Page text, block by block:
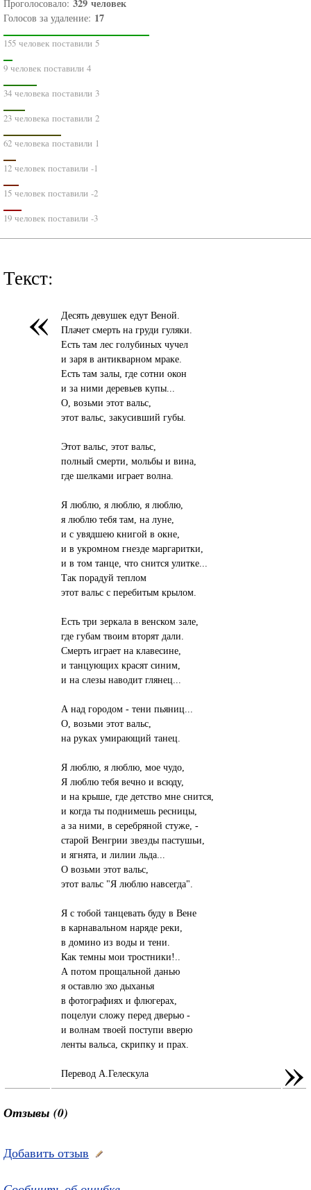
Проголосовало:
Голосов за удаление: 17
155 человек поставили 5
9 человек поставили 4
34 человека поставили 3
23 человека поставили 2
62 человека поставили 1
12 человек поставили -1
15 человек поставили -2
19 человек поставили -3
Текст:
«
Десять девушек едут Веной.
Плачет смерть на груди гуляки.
Есть там лес голубиных чучел
и заря в антикварном мраке.
Есть там залы, где сотни окон
и за ними деревьев купы...
О, возьми этот вальс,
этот вальс, закусивший губы.
Этот вальс, этот вальс,
полный смерти, мольбы и вина,
где шелками играет волна.
Я люблю, я люблю, я люблю,
я люблю тебя там, на луне,
и с увядшею книгой в окне,
и в укромном гнезде маргаритки,
и в том танце, что снится улитке...
Так порадуй теплом
этот вальс с перебитым крылом.
Есть три зеркала в венском зале,
где губам твоим вторят дали.
Смерть играет на клавесине,
и танцующих красят синим,
и на слезы наводит глянец...
А над городом - тени пьяниц...
О, возьми этот вальс,
на руках умирающий танец.
Я люблю, я люблю, мое чудо,
Я люблю тебя вечно и всюду,
и на крыше, где детство мне снится,
и когда ты поднимешь ресницы,
а за ними, в серебряной стуже, -
старой Венгрии звезды пастушьи,
и ягнята, и лилии льда...
О возьми этот вальс,
этот вальс "Я люблю навсегда".
Я с тобой танцевать буду в Вене
в карнавальном наряде реки,
в домино из воды и тени.
Как темны мои тростники!..
А потом прощальной данью
я оставлю эхо дыханья
в фотографиях и флюгерах,
поцелуи сложу перед дверью -
и волнам твоей поступи вверю
ленты вальса, скрипку и прах.
Перевод А.Гелескула »
Отзывы (0)
Добавить отзыв